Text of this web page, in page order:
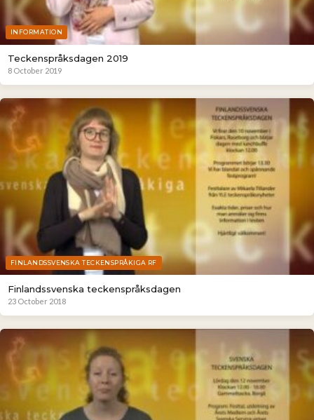
INFORMATION
Teckenspråksdagen 2019
8 October 2019
FINLANDSSVENSKA TECKENSPRÅKIGA RF
Finlandssvenska teckenspråksdagen
23 October 2018